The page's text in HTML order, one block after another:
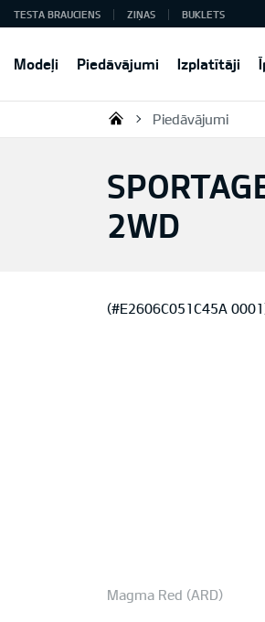
Modeļi Piedāvājumi Izplatītāji
TESTA BRAUCIENS ZIŅAS BUKLETS
KIA AUTO AS
Piedāvājumi
2WD
(#E2606C051C45A
Magma Red (ARD)